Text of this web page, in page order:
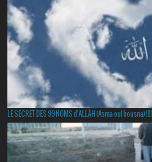
LE SECRET DES 99 NOMS d'ALLÂH (Asma-oul housna) !!!!